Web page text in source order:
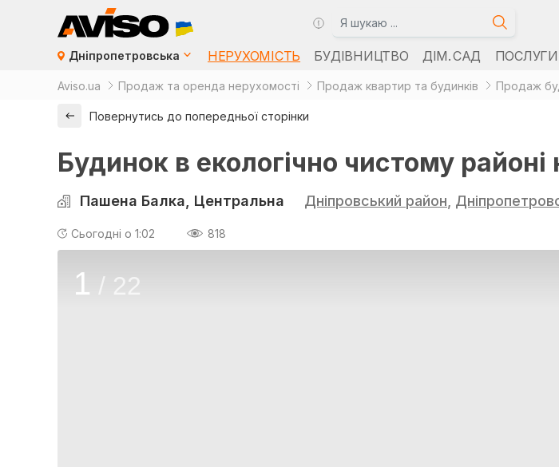
Дніпропетровська НЕРУХОМІСТЬ БУДІВНИЦТВО ДІМ. САД ПОСЛУГИ
Aviso.ua Продаж та оренда нерухомості Продаж квартир та будинків Продаж
Повернутись до попередньої сторінки
Будинок в екологічно чистому районі
Пашена Балка, Центральна Дніпровський район
Сьогодні о 1:02 818
1 / 22